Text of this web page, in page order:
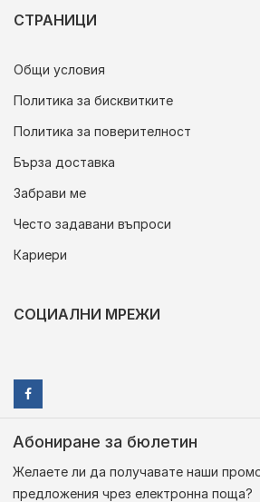
СТРАНИЦИ
Общи условия
Политика за бисквитките
Политика за поверителност
Бърза доставка
Забрави ме
Често задавани въпроси
Кариери
СОЦИАЛНИ МРЕЖИ
Абониране за бюлетин
Желаете ли да получавате наши
предложения чрез електронна поща?